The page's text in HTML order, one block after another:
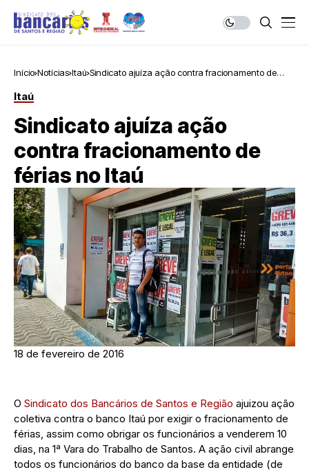
Início Notícias Itaú Sindicato ajuíza ação contra fracionamento de
Itaú
Sindicato ajuíza ação
contra fracionamento de
férias no Itaú
18 de fevereiro de 2016
O Sindicato dos Bancários de Santos e Região ajuizou ação
coletiva contra o banco Itaú por exigir o fracionamento de
férias, assim como obrigar os funcionários a venderem 10
dias, na 1ª Vara do Trabalho de Santos. A ação civil abrange
todos os funcionários do banco da base da entidade (de